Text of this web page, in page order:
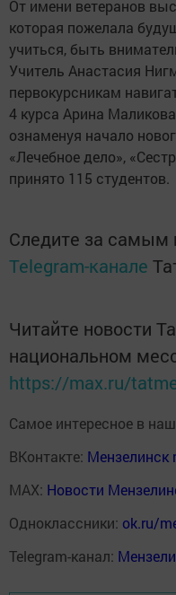
От имени ветеранов
которая пожелала
учиться, быть
Учитель Анастасия
первокурсникам
4 курса Арина
ознаменуя начало
«Лечебное дело»,
принято 115 студентов.
Следите за
Telegram-канале
Читайте новости
национальном
https://max.ru/
Самое интересное в
ВКонтакте: Мензелинск
MAX: Новости
Одноклассники: ok.ru/
Telegram-канал: